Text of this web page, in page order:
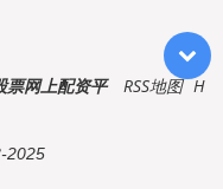
票网上配资平 RSS地图 H
2025